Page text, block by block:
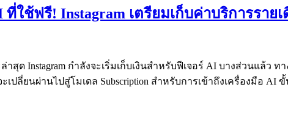
ที่ใช้ฟรี! Instagram เตรียมเก็บค่าบริการรา
สุด Instagram กำลังจะเริ่มเก็บเงินสำหรับฟีเจอร์ AI บางส่วนแล้ว
ะเปลี่ยนผ่านไปสู่โมเดล Subscription สำหรับการเข้าถึงเครื่องมือ AI